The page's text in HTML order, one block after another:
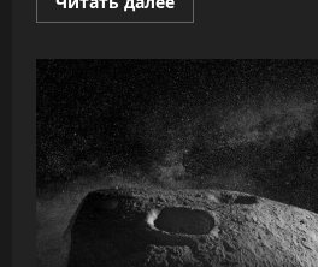
больше
Китае
запустили
ракету
«Чанчжэн-12А»
—
ещё
один
«ответ
Илону
Маску»